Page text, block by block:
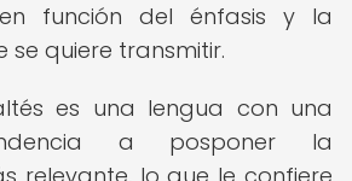
función del énfasis y la
se quiere transmitir.
es una lengua con una
a posponer la